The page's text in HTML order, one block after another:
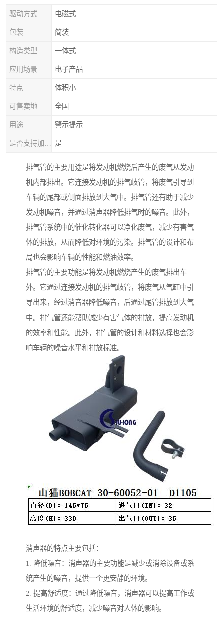
驱动方式 电磁式
包装 简装
构造类型 一体式
应用场景 电子产品
特点 体积小
可售卖地 全国
用途 警示提示
是
排气管的主要用途是将发动机燃烧后产生的废气从发动
机内部排出。它连接发动机的排气歧管，将废气引导到
车辆的尾部或侧面排放到大气中。排气管还有助于减少
发动机噪音，并通过消声器降低排气时的噪音。此外，
排气管系统中的催化转化器可以净化废气，减少有害气
体的排放，从而降低对环境的污染。排气管的设计和布
局也会影响车辆的性能和燃油效率。
排气管的主要功能是将发动机燃烧产生的废气排出车
外。它通过连接发动机的排气歧管，将废气从气缸中引
导出来，经过消音器降低噪音，后通过尾管排放到大气
中。排气管还能帮助减少有害气体的排放，提高发动机
的效率和性能。此外，排气管的设计和材料选择也会影
响车辆的噪音水平和排放标准。
消声器的特点主要包括：
1. 降低噪音：消声器的主要功能是减少或消除设备或系
统产生的噪音，提供一个更安静的环境。
2. 提高舒适度：通过降低噪音，消声器可以提高工作或
生活环境的舒适度，减少噪音对人体的影响。